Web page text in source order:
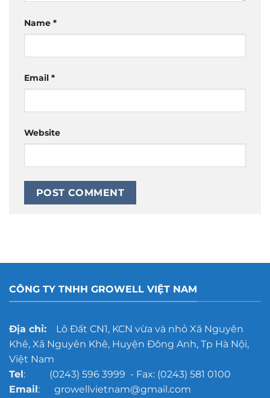
Name *
Email *
Website
CÔNG TY TNHH GROWELL VIỆT NAM
Địa chỉ:Lô Đất CN1, KCN vừa và nhỏ Xã Nguyên
Khê, Xã Nguyên Khê, Huyện Đông Anh, Tp Hà Nội,
Việt Nam
Tel: (0243) 596 3999 - Fax: (0243) 581 0100
Email: growellvietnam@gmail.com